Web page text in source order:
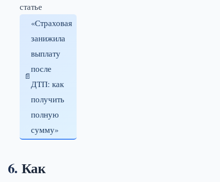
статье
«Страховая
занижила
выплату
после
ДТП: как
получить
полную
сумму»
Как